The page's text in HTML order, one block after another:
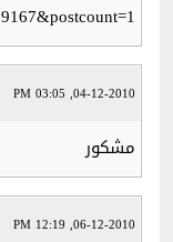
04-12-2010, 03:05 PM
مشكور
06-12-2010, 12:19 PM